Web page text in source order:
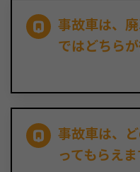
事故車は、
ではどちら
事故車は、
ってもらえ